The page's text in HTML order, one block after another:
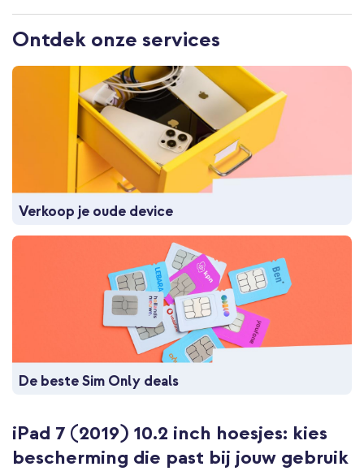
Ontdek onze services
Verkoop je oude device
De beste Sim Only deals
iPad 7 (2019) 10.2 inch hoesjes: kies
bescherming die past bij jouw gebruik